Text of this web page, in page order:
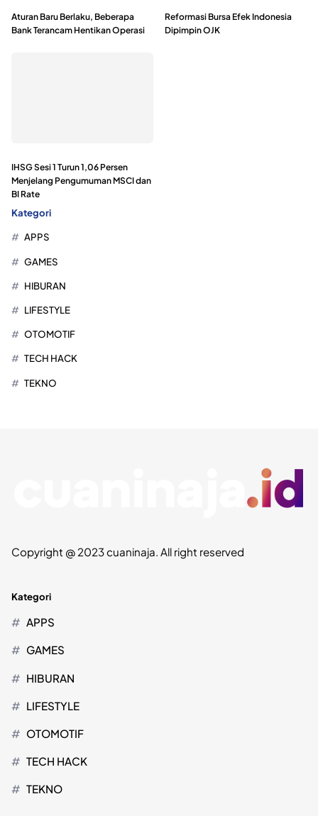
Aturan Baru Berlaku, Beberapa
Bank Terancam Hentikan Operasi
Reformasi Bursa Efek Indonesia
Dipimpin OJK
IHSG Sesi 1 Turun 1,06 Persen
Menjelang Pengumuman MSCI dan
BI Rate
Kategori
APPS
GAMES
HIBURAN
LIFESTYLE
OTOMOTIF
TECH HACK
TEKNO
Copyright @ 2023 cuaninaja. All right reserved
Kategori
APPS
GAMES
HIBURAN
LIFESTYLE
OTOMOTIF
TECH HACK
TEKNO